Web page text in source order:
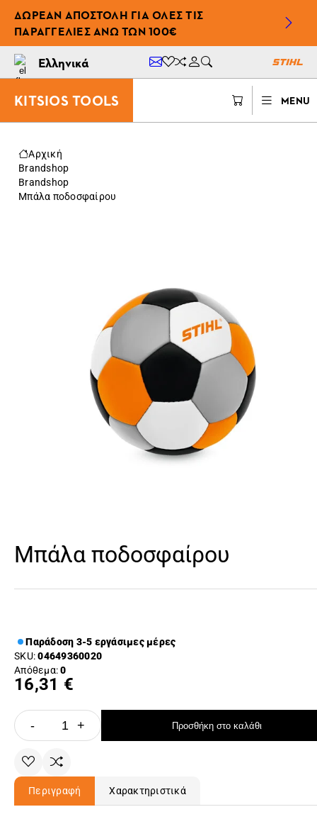
ΔΩΡΕΆΝ ΑΠΟΣΤΟΛΉ ΓΙΑ ΌΛΕΣ ΤΙΣ
ΠΑΡΑΓΓΕΛΊΕΣ ΆΝΩ ΤΩΝ 100€
Ελληνικά
KITSIOS TOOLS MENU
Αρχική
Brandshop
Brandshop
Μπάλα ποδοσφαίρου
Μπάλα ποδοσφαίρου
Παράδοση 3-5 εργάσιμες μέρες
SKU:04649360020
Απόθεμα:0
16,31 €
- + Προσθήκη στο καλάθι
Περιγραφή Χαρακτηριστικά